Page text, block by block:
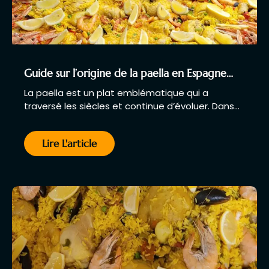
Guide sur l’origine de la paella en Espagne…
La paella est un plat emblématique qui a
traversé les siècles et continue d’évoluer. Dans…
Lire L'article